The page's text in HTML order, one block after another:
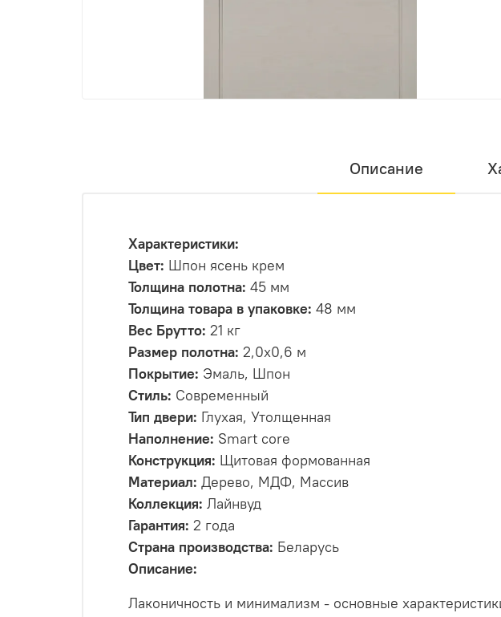
Описание
Характеристики:
Цвет: Шпон ясень крем
Толщина полотна: 45 мм
Толщина товара в упаковке: 48 мм
Вес Брутто: 21 кг
Размер полотна: 2,0х0,6 м
Покрытие: Эмаль, Шпон
Стиль: Современный
Тип двери: Глухая, Утолщенная
Наполнение: Smart core
Конструкция: Щитовая формованная
Материал: Дерево, МДФ, Массив
Коллекция: Лайнвуд
Гарантия: 2 года
Страна производства: Беларусь
Описание:
Лаконичность и минимализм - основные